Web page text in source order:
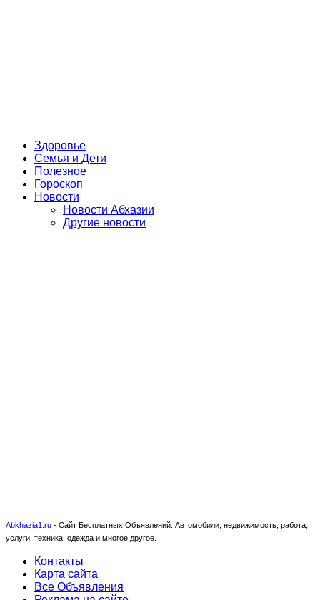
Здоровье
Семья и Дети
Полезное
Гороскоп
Новости
Новости Абхазии
Другие новости
Abkhazia1.ru - Сайт Бесплатных Объявлений. Автомобили, недвижимость, работа,
услуги, техника, одежда и многое другое.
Контакты
Карта сайта
Все Объявления